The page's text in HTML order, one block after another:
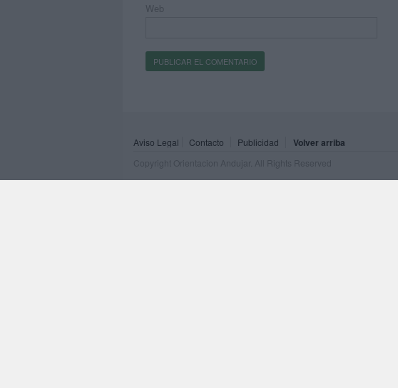
Web
Aviso Legal Contacto Publicidad Volver arriba